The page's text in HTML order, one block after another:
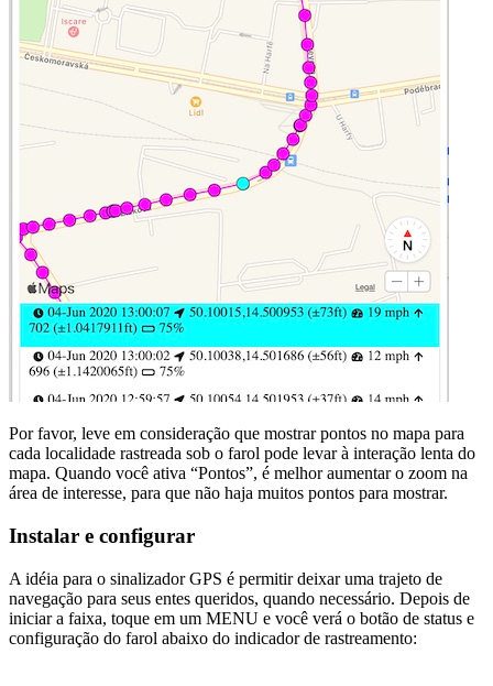
Por favor, leve em consideração que mostrar pontos no mapa para
cada localidade rastreada sob o farol pode levar à interação lenta do
mapa. Quando você ativa “Pontos”, é melhor aumentar o zoom na
área de interesse, para que não haja muitos pontos para mostrar.
Instalar e configurar
A idéia para o sinalizador GPS é permitir deixar uma trajeto de
navegação para seus entes queridos, quando necessário. Depois de
iniciar a faixa, toque em um MENU e você verá o botão de status e
configuração do farol abaixo do indicador de rastreamento: